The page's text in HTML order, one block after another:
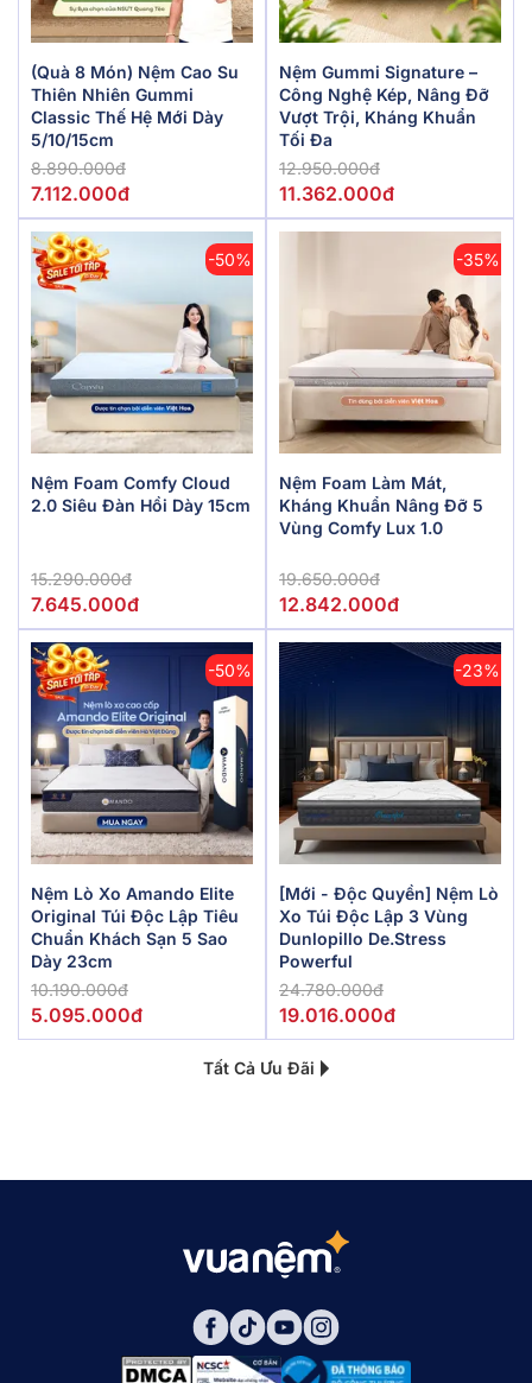
(Quà 8 Món) Nệm Cao Su
Thiên Nhiên Gummi
Classic Thế Hệ Mới Dày
5/10/15cm
8.890.000đ
7.112.000đ
Nệm Gummi Signature –
Công Nghệ Kép, Nâng Đỡ
Vượt Trội, Kháng Khuẩn
Tối Đa
12.950.000đ
11.362.000đ
-50%
Nệm Foam Comfy Cloud
2.0 Siêu Đàn Hồi Dày 15cm
15.290.000đ
7.645.000đ
-35%
Nệm Foam Làm Mát,
Kháng Khuẩn Nâng Đỡ 5
Vùng Comfy Lux 1.0
19.650.000đ
12.842.000đ
-50%
Nệm Lò Xo Amando Elite
Original Túi Độc Lập Tiêu
Chuẩn Khách Sạn 5 Sao
Dày 23cm
10.190.000đ
5.095.000đ
-23%
[Mới - Độc Quyền] Nệm Lò
Xo Túi Độc Lập 3 Vùng
Dunlopillo De.Stress
Powerful
24.780.000đ
19.016.000đ
Tất Cả Ưu Đãi